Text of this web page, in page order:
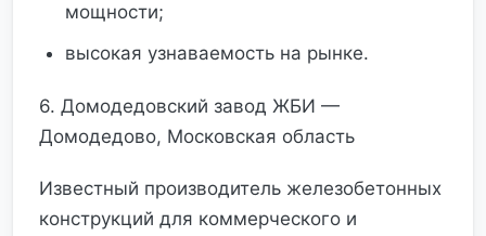
мощности;
высокая узнаваемость на рынке.
6. Домодедовский завод ЖБИ —
Домодедово, Московская область
Известный производитель железобетонных
конструкций для коммерческого и